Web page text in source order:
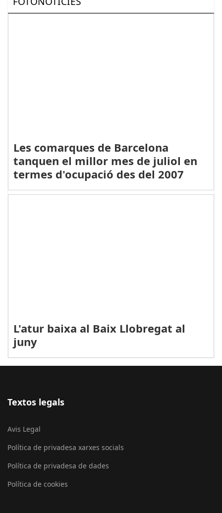
Les comarques de Barcelona
tanquen el millor mes de juliol en
termes d'ocupació des del 2007
L'atur baixa al Baix Llobregat al
juny
Textos legals
Avis Legal
Política de privadesa xarxes socials
Política de privadesa de dades
Política de cookies